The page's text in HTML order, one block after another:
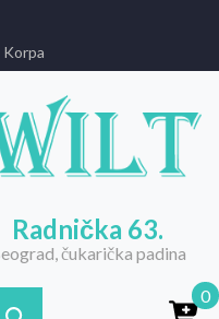
Korpa
Radnička 63.
čukarička padina
0